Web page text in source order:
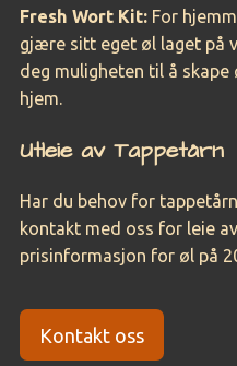
Fresh Wort Kit: For
gjære sitt eget øl laget på
deg muligheten til å
hjem.
Utleie av Tappetårn
Har du behov for
kontakt med oss for leie
prisinformasjon for øl på
Kontakt oss